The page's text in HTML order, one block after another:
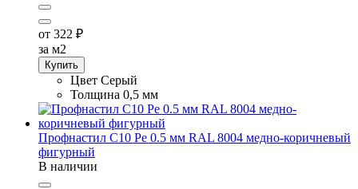
от 322 ₽
за м2
Купить
Цвет Серый
Толщина 0,5 мм
Профнастил С10 Pe 0.5 мм RAL 8004 медно-коричневый
фигурный
В наличии